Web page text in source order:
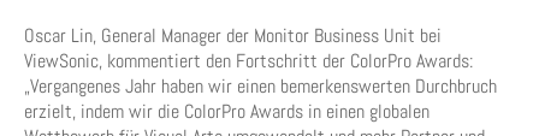
Oscar Lin, General Manager der Monitor Business Unit bei
ViewSonic, kommentiert den Fortschritt der ColorPro Awards:
„Vergangenes Jahr haben wir einen bemerkenswerten Durchbruch
erzielt, indem wir die ColorPro Awards in einen globalen